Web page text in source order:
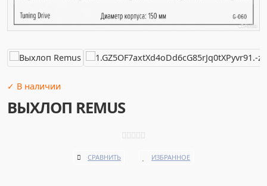
✓ В наличии
ВЫХЛОП REMUS
СРАВНИТЬ ИЗБРАННОЕ